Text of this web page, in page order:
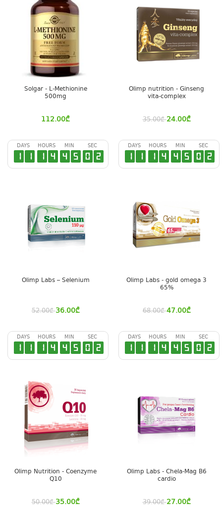
Solgar - L-Methionine
500mg
112.00₾
Olimp nutrition - Ginseng
vita-complex
35.00₾ 24.00₾
DAYS
1 1
HOURS
1 4
MIN
4 5
SEC
0 1
Olimp Labs – Selenium
52.00₾ 36.00₾
DAYS
1 1
HOURS
1 4
MIN
4 5
SEC
0 1
Olimp Labs - gold omega 3
65%
68.00₾ 47.00₾
DAYS
1 1
HOURS
1 4
MIN
4 5
SEC
0 1
Olimp Nutrition - Coenzyme
Q10
50.00₾ 35.00₾
DAYS
1 1
HOURS
1 4
MIN
4 5
SEC
0 1
Olimp Labs - Chela-Mag B6
cardio
39.00₾ 27.00₾